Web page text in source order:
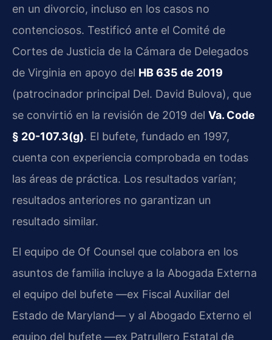
en un divorcio, incluso en los casos no
contenciosos. Testificó ante el Comité de
Cortes de Justicia de la Cámara de Delegados
de Virginia en apoyo del HB 635 de 2019
(patrocinador principal Del. David Bulova), que
se convirtió en la revisión de 2019 del Va. Code
§ 20-107.3(g). El bufete, fundado en 1997,
cuenta con experiencia comprobada en todas
las áreas de práctica. Los resultados varían;
resultados anteriores no garantizan un
resultado similar.
El equipo de Of Counsel que colabora en los
asuntos de familia incluye a la Abogada Externa
el equipo del bufete —ex Fiscal Auxiliar del
Estado de Maryland— y al Abogado Externo el
equipo del bufete —ex Patrullero Estatal de